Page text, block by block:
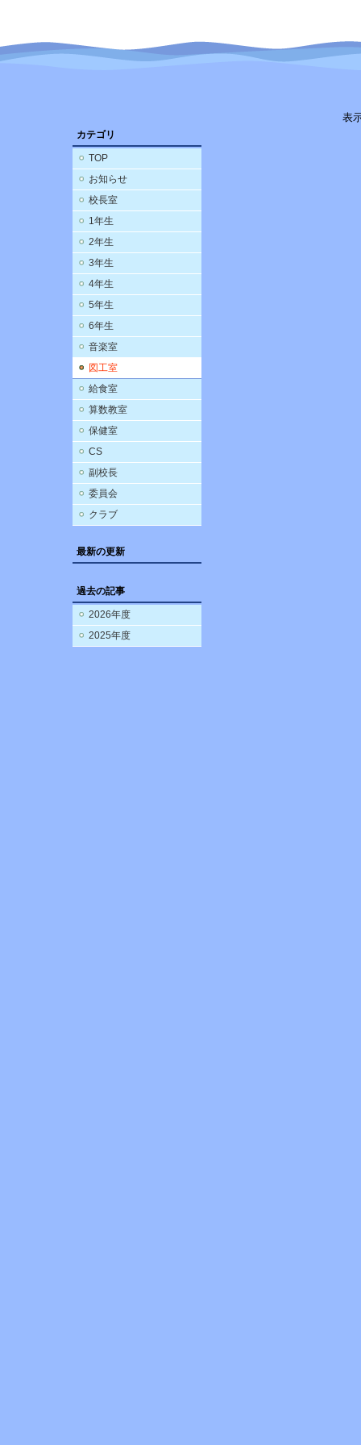
カテゴリ
TOP
お知らせ
校長室
1年生
2年生
3年生
4年生
5年生
6年生
音楽室
図工室
給食室
算数教室
保健室
CS
副校長
委員会
クラブ
最新の更新
過去の記事
2026年度
2025年度
表